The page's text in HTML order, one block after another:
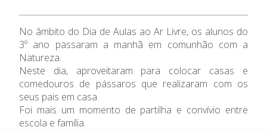
O Colégio
Colaboradores Não
Docentes
Instalações
Ofertas de emprego
Regulamentos
Jornal “O Coreto”
Privacidade
Oferta Formativa
Sala de Estudo
Atividades de Interrupção
Letiva
Academia de LínguasEnsino Profissional
Termalismo
Curso de Técnico/a de Apoio
à Família e à Comunidade
Ofertas de Emprego
Ano Letivo
de Educação
SIGE
Secretariado de Exames
No âmbito do Dia de Aulas ao Ar Livre, os alunos do
3º ano passaram a manhã em comunhão com a
Natureza.
Neste dia, aproveitaram para colocar casas e
comedouros de pássaros que realizaram com os
seus pais em casa.
Foi mais um momento de partilha e convívio entre
escola e família.